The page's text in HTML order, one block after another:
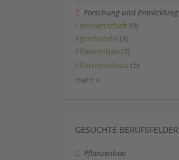
Forschung und Entwicklung
Landwirtschaft (9)
Agrarhandel (8)
Pflanzenbau (7)
Pflanzenschutz (5)
mehr »
GESUCHTE BERUFSFELDER
Pflanzenbau